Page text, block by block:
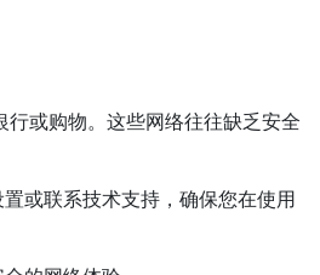
或购物。这些网络往往缺乏安全
或联系技术支持，确保您在使用